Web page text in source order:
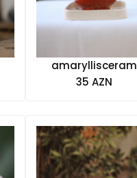
amaryllisceram
35 AZN